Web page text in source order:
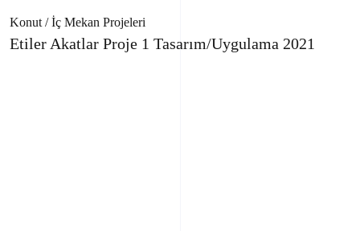
Konut / İç Mekan Projeleri
Etiler Akatlar Proje 1 Tasarım/Uygulama 2021